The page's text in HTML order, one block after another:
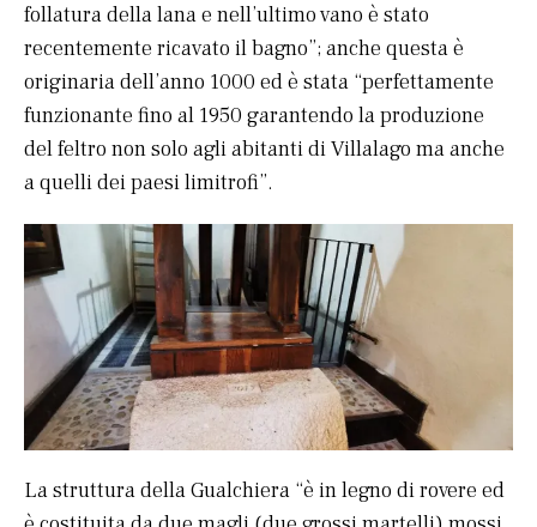
follatura della lana e nell’ultimo vano è stato
recentemente ricavato il bagno”; anche questa è
originaria dell’anno 1000 ed è stata “perfettamente
funzionante fino al 1950 garantendo la produzione
del feltro non solo agli abitanti di Villalago ma anche
a quelli dei paesi limitrofi”.
La struttura della Gualchiera “è in legno di rovere ed